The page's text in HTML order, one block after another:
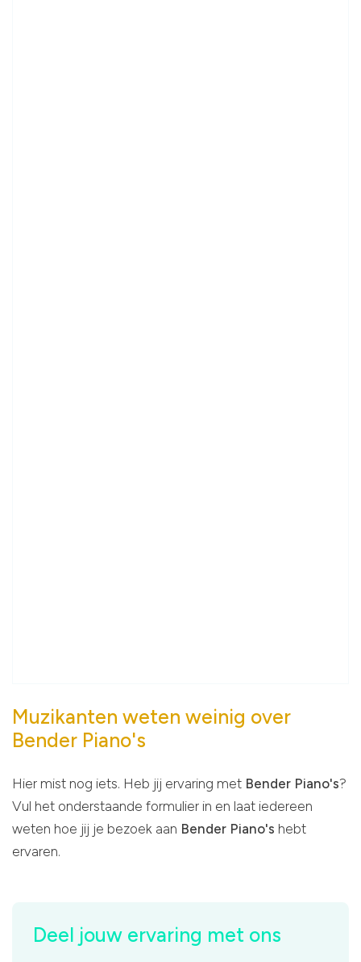
Muzikanten weten weinig over
Bender Piano's
Hier mist nog iets. Heb jij ervaring met Bender Piano's?
Vul het onderstaande formulier in en laat iedereen
weten hoe jij je bezoek aan Bender Piano's hebt
ervaren.
Deel jouw ervaring met ons